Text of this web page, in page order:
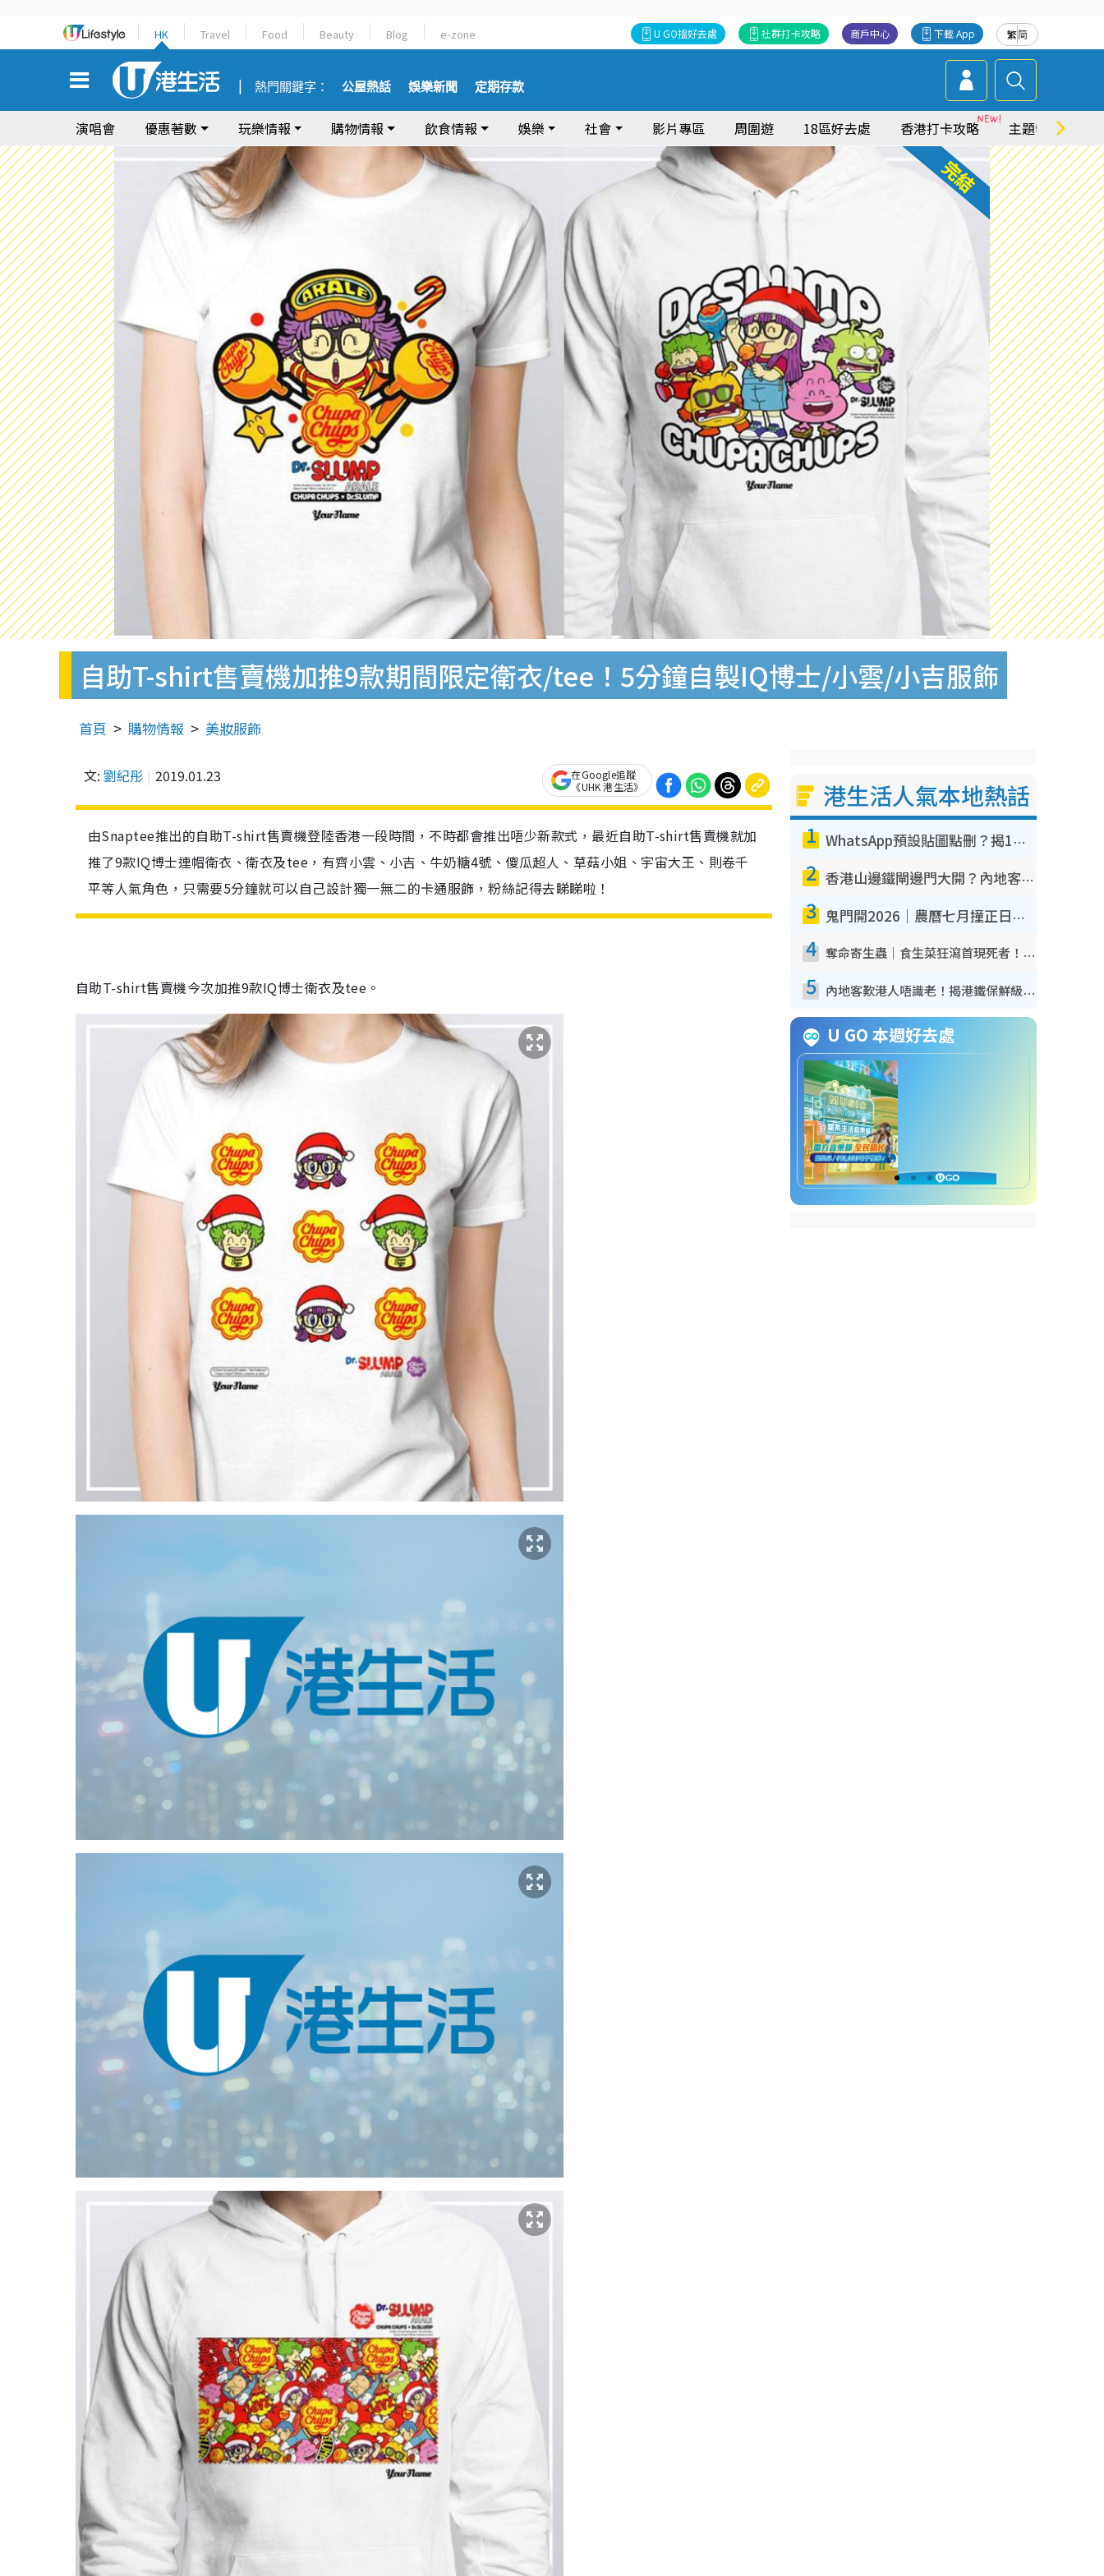
HK Travel Food Beauty Blog e-zone 繁简
下載 App
商戶中心
社群打卡攻略
U GO搵好去處
熱門關鍵字： 公屋熱話 娛樂新聞 定期存款
演唱會 優惠著數 玩樂情報 購物情報 飲食情報 娛樂 社會 影片專區 周圍遊 18區好去處 香港打卡攻略 主題特集
自助T-shirt售賣機加推9款期間限定衛衣/tee！5分鐘自製IQ博士/小雲/小吉服飾
首頁 購物情報 美妝服飾
文: 劉紀彤 2019.01.23
在Google追蹤
《UHK 港生活》
由Snaptee推出的自助T-shirt售賣機登陸香港一段時間，不時都會推出唔少新款式，最近自助T-shirt售賣機就加
推了9款IQ博士連帽衛衣、衛衣及tee，有齊小雲、小吉、牛奶糖4號、傻瓜超人、草菇小姐、宇宙大王、則卷千
平等人氣角色，只需要5分鐘就可以自己設計獨一無二的卡通服飾，粉絲記得去睇睇啦！
自助T-shirt售賣機今次加推9款IQ博士衛衣及tee。
港生活人氣本地熱話
1 WhatsApp預設貼圖點刪？揭1招「反向操作」還原簡潔介面 附3步實測教學
2 香港山邊鐵閘邊門大開？內地客困惑意義何在！網民神回覆：呢種叫法理性防禦
3 鬼門開2026｜農曆七月撞正日全食特別邪？專家警告切忌做一事！揭4大禁忌+2招保平安
4 奪命寄生蟲｜食生菜狂瀉首現死者！疫潮惡化錄1.8萬宗病例 揭洗菜3大謬誤
5 內地客歎港人唔識老！揭港鐵保鮮級冷氣 港人求放過：咪投訴
U GO 本週好去處